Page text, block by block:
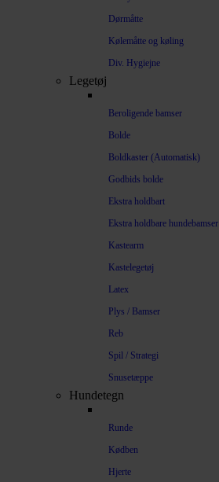
Dørmåtte
Kølemåtte og køling
Div. Hygiejne
Legetøj
Beroligende bamser
Bolde
Boldkaster (Automatisk)
Godbids bolde
Ekstra holdbart
Ekstra holdbare hundebamser
Kastearm
Kastelegetøj
Latex
Plys / Bamser
Reb
Spil / Strategi
Snusetæppe
Hundetegn
Runde
Kødben
Hjerte